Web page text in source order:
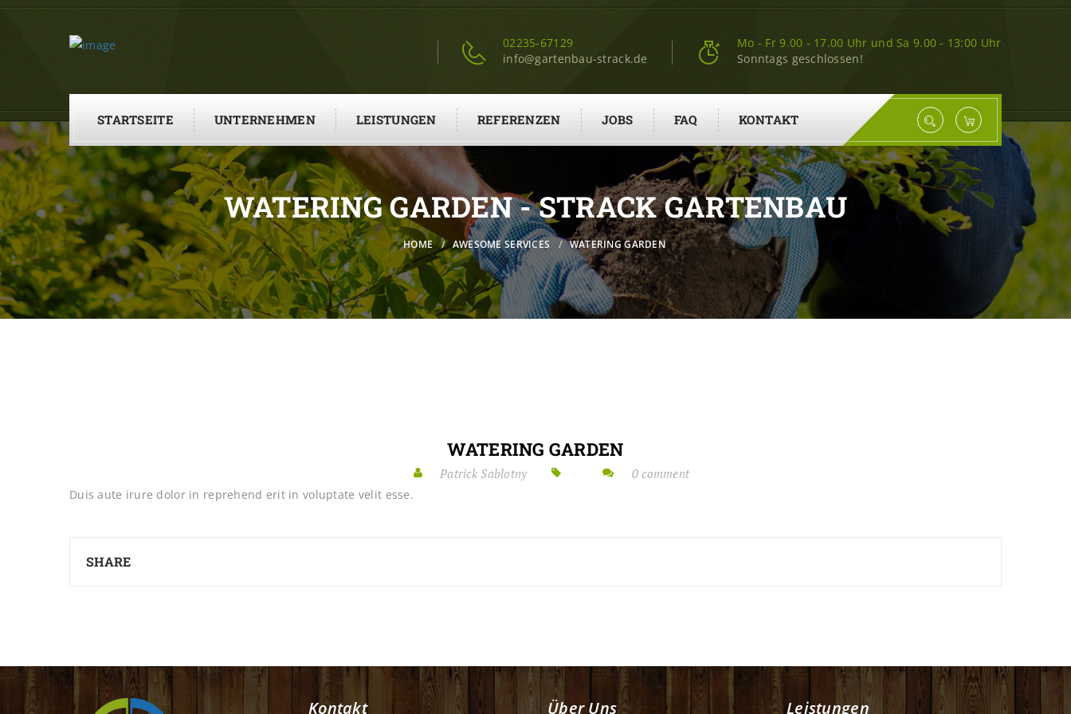
02235-67129
info@gartenbau-strack.de
Mo - Fr 9.00 - 17.00 Uhr und Sa 9.00 - 13:00 Uhr
Sonntags geschlossen!
STARTSEITE UNTERNEHMEN LEISTUNGEN REFERENZEN JOBS FAQ KONTAKT
WATERING GARDEN - STRACK GARTENBAU
HOME AWESOME SERVICES WATERING GARDEN
WATERING GARDEN
Patrick Sablotny 0 comment
Duis aute irure dolor in reprehend erit in voluptate velit esse.
SHARE
Kontakt Über Uns Leistungen